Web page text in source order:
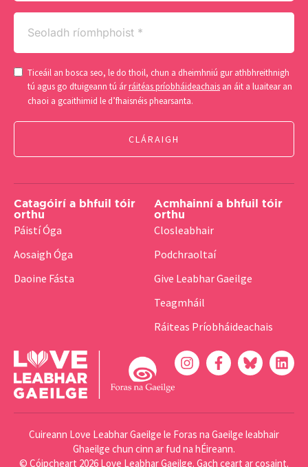
Seoladh
ríomhphoist
(Required)
Consent
(Required)
Ticeáil an bosca seo, le do thoil, chun a dheimhniú gur athbhreithnigh
tú agus go dtuigeann tú árráitéas príobháideachais an áit a luaitear an
chaoi a gcaithimid le d’fhaisnéis phearsanta.
Catagóirí a bhfuil tóir
orthu
Páistí Óga
Aosaigh Óga
Daoine Fásta
Acmhainní a bhfuil tóir
orthu
Closleabhair
Podchraoltaí
Give Leabhar Gaeilge
Teagmháil
Ráiteas Príobháideachais
Cuireann Love Leabhar Gaeilge le Foras na Gaeilge leabhair
Ghaeilge chun cinn ar fud na hÉireann.
© Cóipcheart 2026 Love Leabhar Gaeilge. Gach ceart ar cosaint.